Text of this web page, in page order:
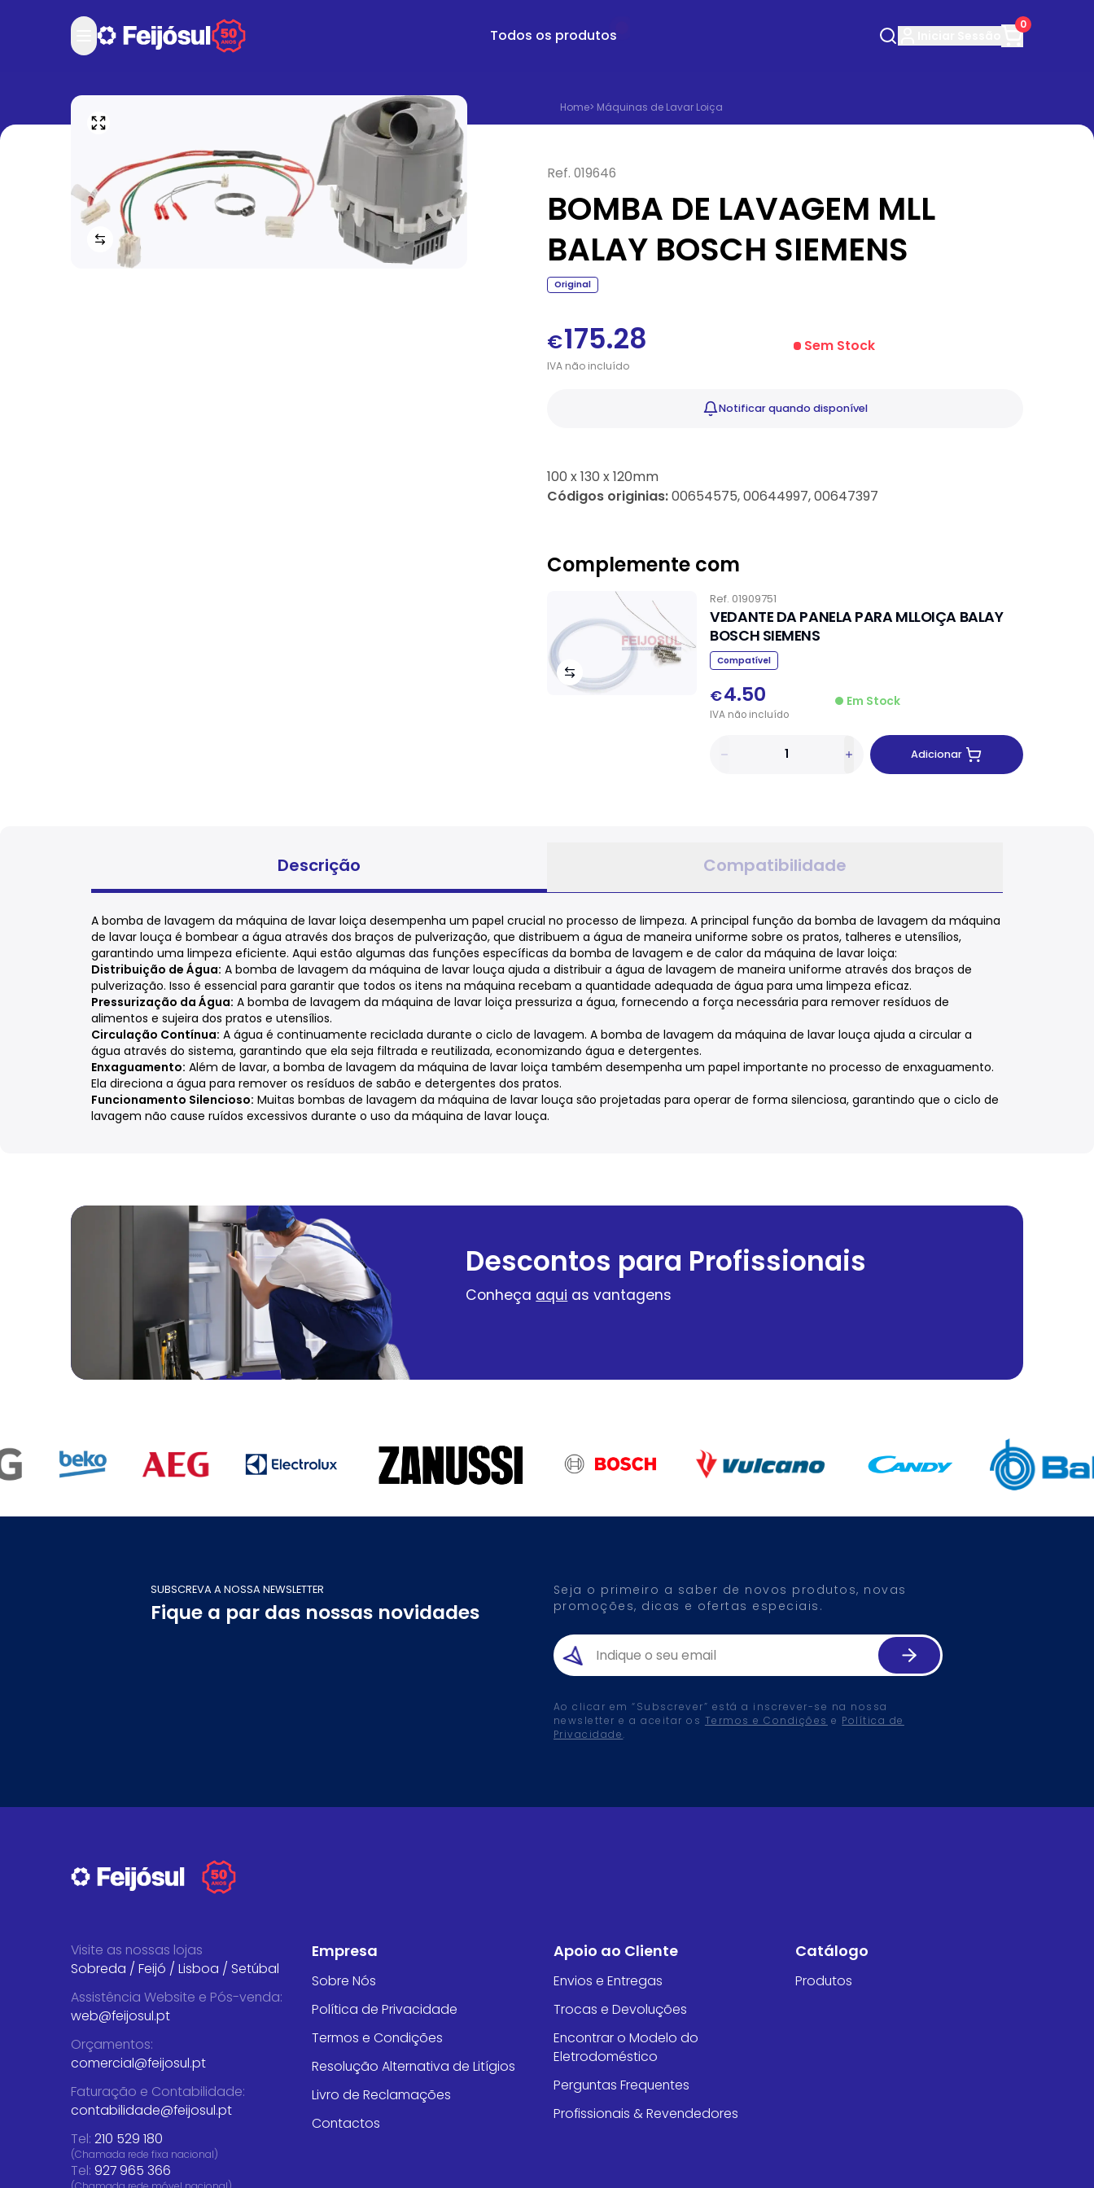
Todos os produtos
0
Home> Máquinas de Lavar Loiça
Ref. 019646
BOMBA DE LAVAGEM MLL
BALAY BOSCH SIEMENS
Original
€175.28
IVAnãoincluído
Sem Stock
Notificarquando disponível
100 x 130 x 120mm
Códigos originias:00654575, 00644997, 00647397
Complemente com
Ref. 01909751
VEDANTE DA PANELA PARA MLLOIÇA BALAY
BOSCH SIEMENS
Compatível
€4.50
IVA não incluído
Em Stock
Adicionar
Descrição Compatibilidade
A bomba de lavagem da máquina de lavar loiça desempenha um papel crucial no processo de limpeza. A principal função da bomba de lavagem da máquina
de lavar louça é bombear a água através dos braços de pulverização, que distribuem a água de maneira uniforme sobre os pratos, talheres e utensílios,
garantindo uma limpeza eficiente. Aqui estão algumas das funções específicas da bomba de lavagem e de calor da máquina de lavar loiça:
Distribuição de Água: A bomba de lavagem da máquina de lavar louça ajuda a distribuir a água de lavagem de maneira uniforme através dos braços de
pulverização. Isso é essencial para garantir que todos os itens na máquina recebam a quantidade adequada de água para uma limpeza eficaz.
Pressurização da Água: A bomba de lavagem da máquina de lavar loiça pressuriza a água, fornecendo a força necessária para remover resíduos de
alimentos e sujeira dos pratos e utensílios.
Circulação Contínua: A água é continuamente reciclada durante o ciclo de lavagem. A bomba de lavagem da máquina de lavar louça ajuda a circular a
água através do sistema, garantindo que ela seja filtrada e reutilizada, economizando água e detergentes.
Enxaguamento: Além de lavar, a bomba de lavagem da máquina de lavar loiça também desempenha um papel importante no processo de enxaguamento.
Ela direciona a água para remover os resíduos de sabão e detergentes dos pratos.
Funcionamento Silencioso: Muitas bombas de lavagem da máquina de lavar louça são projetadas para operar de forma silenciosa, garantindo que o ciclo de
lavagem não cause ruídos excessivos durante o uso da máquina de lavar louça.
Descontos para Profissionais
Conheça aqui as vantagens
SUBSCREVA A NOSSA NEWSLETTER
Fique a par das nossas novidades
Seja o primeiro a saber de novos produtos, novas
promoções, dicas e ofertas especiais.
Ao clicar em “Subscrever” está a inscrever-se na nossa
newsletter e a aceitar os Termos e Condições e Política de
Privacidade.
Visite as nossas lojas
Sobreda / Feijó / Lisboa / Setúbal
Assistência Website e Pós-venda:
web@feijosul.pt
Orçamentos:
comercial@feijosul.pt
Faturação e Contabilidade:
contabilidade@feijosul.pt
Tel: 210 529 180
(Chamada rede fixa nacional)
Tel: 927 965 366
Empresa
Sobre Nós
Política de Privacidade
Termos e Condições
Resolução Alternativa de Litígios
Livro de Reclamações
Contactos
Apoio ao Cliente
Envios e Entregas
Trocas e Devoluções
Encontrar o Modelo do
Eletrodoméstico
Perguntas Frequentes
Profissionais & Revendedores
Catálogo
Produtos